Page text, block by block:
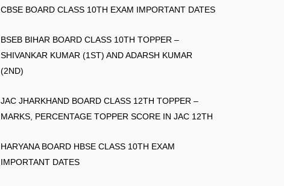
CBSE BOARD CLASS 10TH EXAM IMPORTANT DATES
BSEB BIHAR BOARD CLASS 10TH TOPPER –
SHIVANKAR KUMAR (1ST) AND ADARSH KUMAR
(2ND)
JAC JHARKHAND BOARD CLASS 12TH TOPPER –
MARKS, PERCENTAGE TOPPER SCORE IN JAC 12TH
HARYANA BOARD HBSE CLASS 10TH EXAM
IMPORTANT DATES